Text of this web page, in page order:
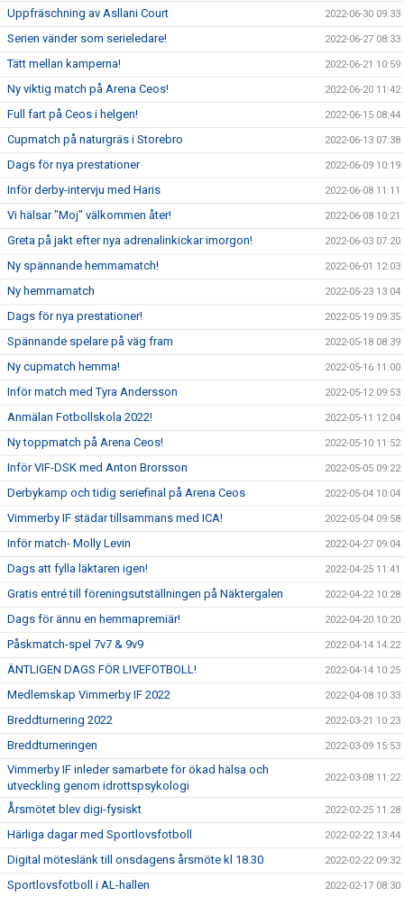
Uppfräschning av Asllani Court 2022-06-30 09:33
Serien vänder som serieledare! 2022-06-27 08:33
Tätt mellan kamperna! 2022-06-21 10:59
Ny viktig match på Arena Ceos! 2022-06-20 11:42
Full fart på Ceos i helgen! 2022-06-15 08:44
Cupmatch på naturgräs i Storebro 2022-06-13 07:38
Dags för nya prestationer 2022-06-09 10:19
Inför derby-intervju med Haris 2022-06-08 11:11
Vi hälsar "Moj" välkommen åter! 2022-06-08 10:21
Greta på jakt efter nya adrenalinkickar imorgon! 2022-06-03 07:20
Ny spännande hemmamatch! 2022-06-01 12:03
Ny hemmamatch 2022-05-23 13:04
Dags för nya prestationer! 2022-05-19 09:35
Spännande spelare på väg fram 2022-05-18 08:39
Ny cupmatch hemma! 2022-05-16 11:00
Inför match med Tyra Andersson 2022-05-12 09:53
Anmälan Fotbollskola 2022! 2022-05-11 12:04
Ny toppmatch på Arena Ceos! 2022-05-10 11:52
Inför VIF-DSK med Anton Brorsson 2022-05-05 09:22
Derbykamp och tidig seriefinal på Arena Ceos 2022-05-04 10:04
Vimmerby IF städar tillsammans med ICA! 2022-05-04 09:58
Inför match- Molly Levin 2022-04-27 09:04
Dags att fylla läktaren igen! 2022-04-25 11:41
Gratis entré till föreningsutställningen på Näktergalen 2022-04-22 10:28
Dags för ännu en hemmapremiär! 2022-04-20 10:20
Påskmatch-spel 7v7 & 9v9 2022-04-14 14:22
ÄNTLIGEN DAGS FÖR LIVEFOTBOLL! 2022-04-14 10:25
Medlemskap Vimmerby IF 2022 2022-04-08 10:33
Breddturnering 2022 2022-03-21 10:23
Breddturneringen 2022-03-09 15:53
Vimmerby IF inleder samarbete för ökad hälsa och
utveckling genom idrottspsykologi
2022-03-08 11:22
Årsmötet blev digi-fysiskt 2022-02-25 11:28
Härliga dagar med Sportlovsfotboll 2022-02-22 13:44
Digital möteslänk till onsdagens årsmöte kl 18.30 2022-02-22 09:32
Sportlovsfotboll i AL-hallen 2022-02-17 08:30